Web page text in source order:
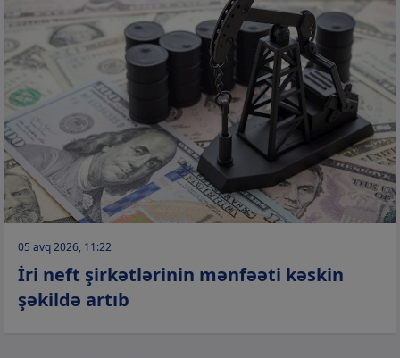
05 avq 2026, 11:22
İri neft şirkətlərinin mənfəəti kəskin
şəkildə artıb